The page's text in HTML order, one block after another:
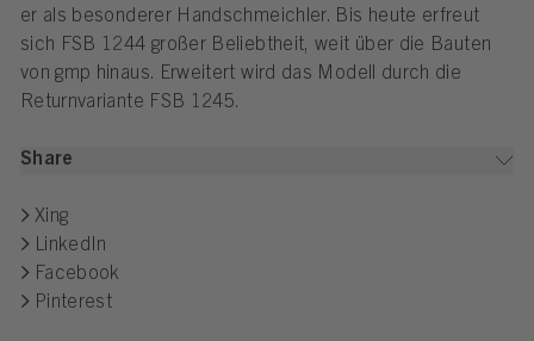
er als besonderer Handschmeichler. Bis heute erfreut
sich FSB 1244 großer Beliebtheit, weit über die Bauten
von gmp hinaus. Erweitert wird das Modell durch die
Returnvariante FSB 1245.
Share
Xing
LinkedIn
Facebook
Pinterest